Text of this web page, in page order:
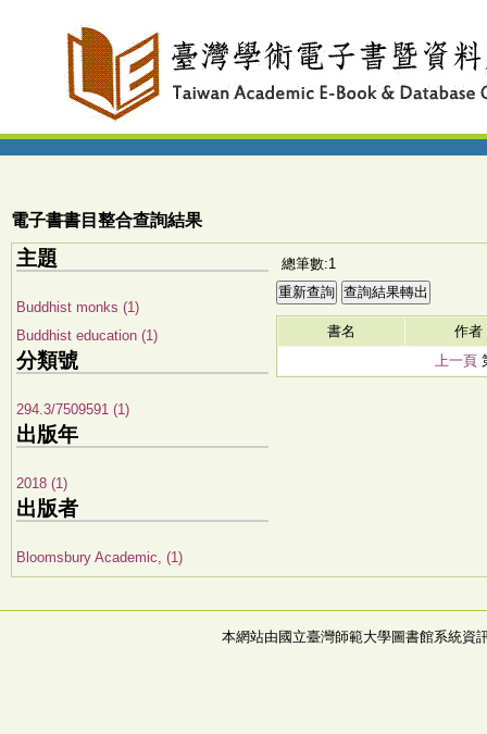
電子書書目整合查詢結果
主題
Buddhist monks (1)
Buddhist education (1)
分類號
294.3/7509591 (1)
出版年
2018 (1)
出版者
Bloomsbury Academic, (1)
總筆數:1
書名
作者
上一頁
本網站由國立臺灣師範大學圖書館系統資